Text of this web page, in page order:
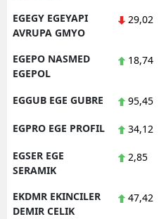
EGEGY EGEYAPI
AVRUPA GMYO
29,02
EGEPO NASMED
EGEPOL
18,74
EGGUB EGE GUBRE 95,45
EGPRO EGE PROFIL 34,12
EGSER EGE
SERAMIK
2,85
EKDMR EKINCILER
DEMIR CELIK
47,42